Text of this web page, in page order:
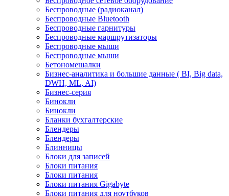
Беспроводные (радиоканал)
Беспроводные Bluetooth
Беспроводные гарнитуры
Беспроводные маршрутизаторы
Беспроводные мыши
Беспроводные мыши
Бетономешалки
Бизнес-аналитика и большие данные ( BI, Big data,
DWH, ML, AI)
Бизнес-серия
Бинокли
Бинокли
Бланки бухгалтерские
Блендеры
Блендеры
Блинницы
Блоки для записей
Блоки питания
Блоки питания
Блоки питания Gigabyte
Блоки питания для ноутбуков